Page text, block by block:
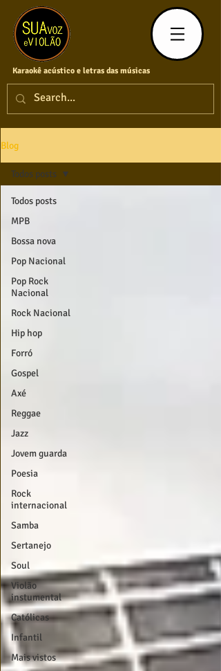
Karaokê acústico e letras das músicas
Blog
Todos posts
MPB
Bossa nova
Pop Nacional
Pop Rock
Nacional
Rock Nacional
Hip hop
Forró
Gospel
Axé
Reggae
Jazz
Jovem guarda
Poesia
Rock
internacional
Samba
Sertanejo
Soul
Violão
instumental
Católicas
Infantil
Mais vistos
Todos posts